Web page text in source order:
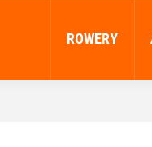
ROWERY